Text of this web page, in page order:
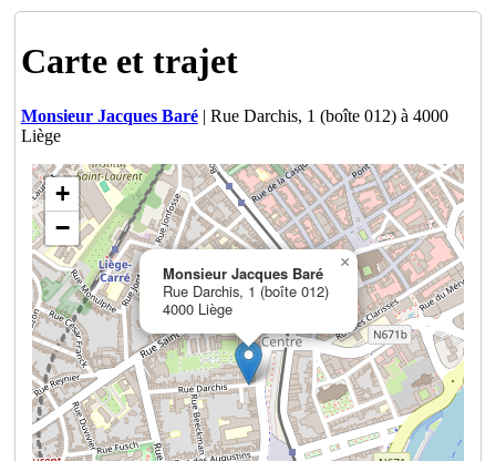
Carte et trajet
Monsieur Jacques Baré| Rue Darchis, 1 (boîte 012) à 4000
Liège
Monsieur Jacques Baré
Rue Darchis, 1 (boîte 012)
4000 Liège
×
+
−